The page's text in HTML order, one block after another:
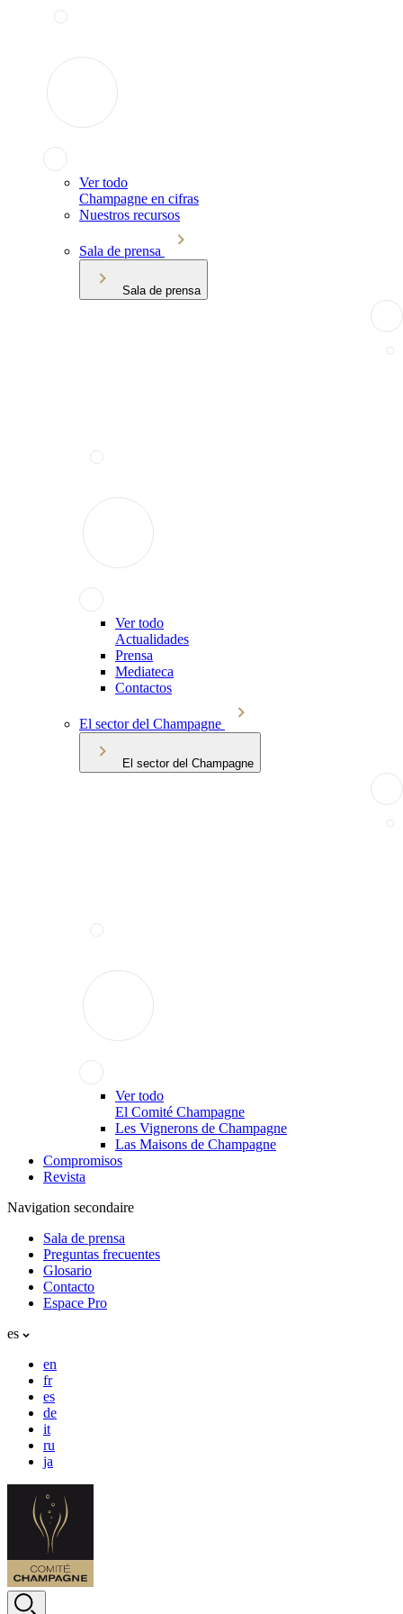
Ver todo
Champagne en cifras
Nuestros recursos
Sala de prensa
Sala de prensa
Ver todo
Actualidades
Prensa
Mediateca
Contactos
El sector del Champagne
El sector del Champagne
Ver todo
El Comité Champagne
Les Vignerons de Champagne
Las Maisons de Champagne
Compromisos
Revista
Navigation secondaire
Sala de prensa
Preguntas frecuentes
Glosario
Contacto
Espace Pro
es
en
fr
es
de
it
ru
ja